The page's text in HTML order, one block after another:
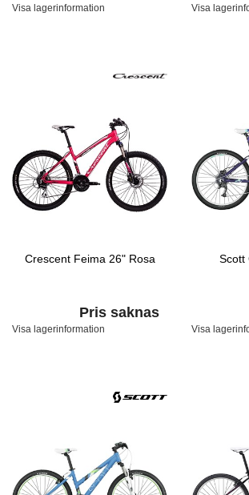
Visa lagerinformation Visa
Crescent Feima 26" Rosa
Pris saknas
Visa lagerinformation
Scott
Visa